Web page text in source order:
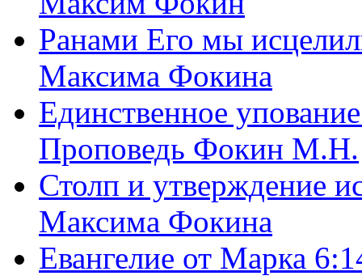
Ранами Его мы
Максима Фокина
Единственное
Проповедь Фокин М.Н.
Столп и утверждение
Максима Фокина
Евангелие от Марка